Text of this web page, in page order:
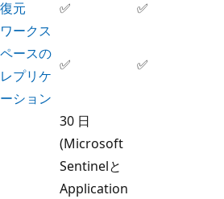
復元
✅ ✅
ワークス
ペースの
レプリケ
ーション
✅ ✅
30 日
(Microsoft
Sentinelと
Application